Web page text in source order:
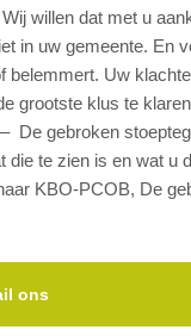
willen dat met u
in uw gemeente. En
belemmert. Uw
grootste klus te
De gebroken
die te zien is en wat u
KBO-PCOB, De
ons